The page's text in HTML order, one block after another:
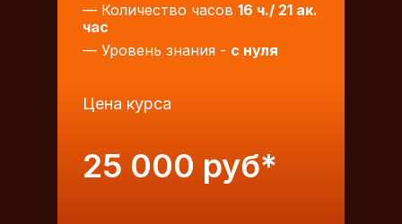
25 000 руб*
— Уровень знания - с нуля
— Количество часов 16 ч./ 21 ак.
час
Цена курса